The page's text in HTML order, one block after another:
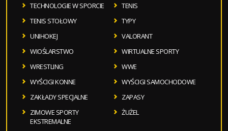
TECHNOLOGIE W SPORCIE
TENIS
TENIS STOŁOWY
TYPY
UNIHOKEJ
VALORANT
WIOŚLARSTWO
WIRTUALNE SPORTY
WRESTLING
WWE
WYŚCIGI KONNE
WYŚCIGI SAMOCHODOWE
ZAKŁADY SPECJALNE
ZAPASY
ZIMOWE SPORTY
EKSTREMALNE
ŻUŻEL